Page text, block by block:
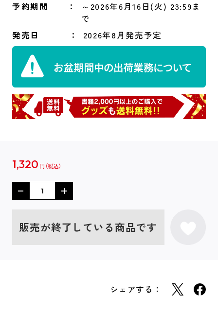
予約期間
～2026年6月16日(火) 23:59ま
で
発売日
2026年8月発売予定
1,320 円
販売が終了している商品です
シェアする：